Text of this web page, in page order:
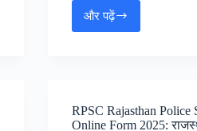
और पढ़ेंCentral
:
RPSC Rajasthan Police
Online Form 2025: